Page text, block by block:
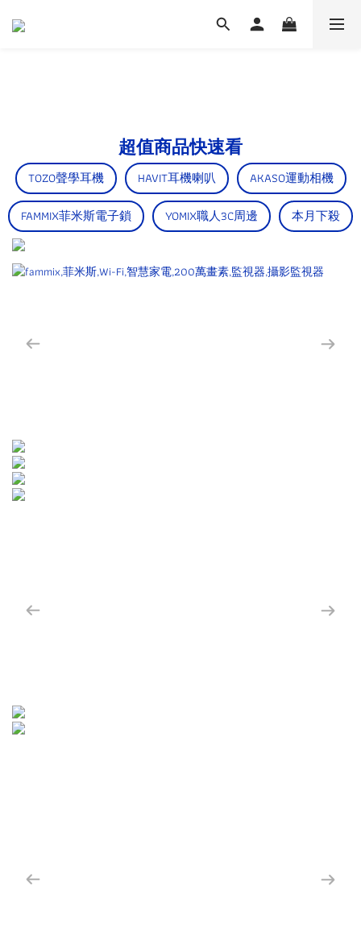
超值商品快速看
TOZO聲學耳機 HAVIT耳機喇叭
AKASO運動相機
FAMMIX菲米斯電子鎖
YOMIX職人3C周邊 本月下殺